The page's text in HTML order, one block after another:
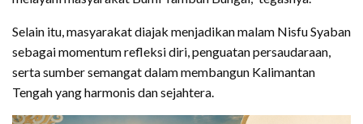
Selain itu, masyarakat diajak menjadikan malam Nisfu Syaban
sebagai momentum refleksi diri, penguatan persaudaraan,
serta sumber semangat dalam membangun Kalimantan
Tengah yang harmonis dan sejahtera.